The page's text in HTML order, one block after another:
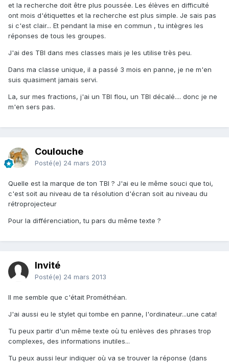
et la recherche doit être plus poussée. Les élèves en difficulté
ont mois d'étiquettes et la recherche est plus simple. Je sais pas
si c'est clair... Et pendant la mise en commun , tu intègres les
réponses de tous les groupes.
J'ai des TBI dans mes classes mais je les utilise très peu.
Dans ma classe unique, il a passé 3 mois en panne, je ne m'en
suis quasiment jamais servi.
La, sur mes fractions, j'ai un TBI flou, un TBI décalé.... donc je ne
m'en sers pas.
Coulouche
Posté(e) 24 mars 2013
Quelle est la marque de ton TBI ? J'ai eu le même souci que toi,
c'est soit au niveau de ta résolution d'écran soit au niveau du
rétroprojecteur
Pour la différenciation, tu pars du même texte ?
Invité
Posté(e) 24 mars 2013
Il me semble que c'était Prométhéan.
J'ai aussi eu le stylet qui tombe en panne, l'ordinateur...une cata!
Tu peux partir d'un même texte où tu enlèves des phrases trop
complexes, des informations inutiles...
Tu peux aussi leur indiquer où va se trouver la réponse (dans